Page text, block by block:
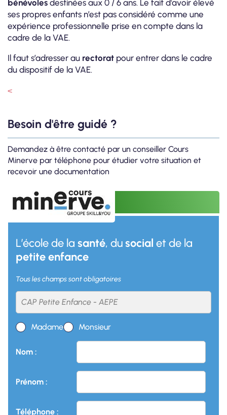
bénévoles destinées aux 0 / 6 ans. Le fait d'avoir élevé
ses propres enfants n’est pas considéré comme une
expérience professionnelle prise en compte dans la
cadre de la VAE.
Il faut s’adresser au rectorat pour entrer dans le cadre
du dispositif de la VAE.
<
Besoin d'être guidé ?
Demandez à être contacté par un conseiller Cours
Minerve par téléphone pour étudier votre situation et
recevoir une documentation
L’école de la santé, dusocial et de la
petite enfance
Tous les champs sont obligatoires
Madame Monsieur
Nom :
Prénom :
Téléphone :